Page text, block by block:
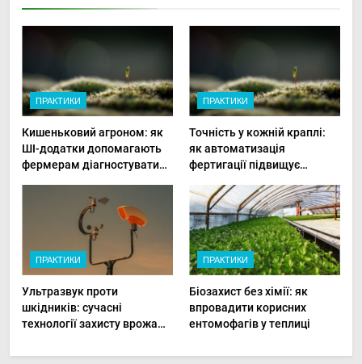
ПРАКТИКИ
Кишеньковий агроном: як
ШІ-додатки допомагають
фермерам діагностувати
ПРАКТИКИ
Точність у кожній краплі:
як автоматизація
фертигації підвищує
ПРАКТИКИ
Ультразвук проти
шкідників: сучасні
технології захисту врожаю
ПРАКТИКИ
Біозахист без хімії: як
впровадити корисних
ентомофагів у теплиці